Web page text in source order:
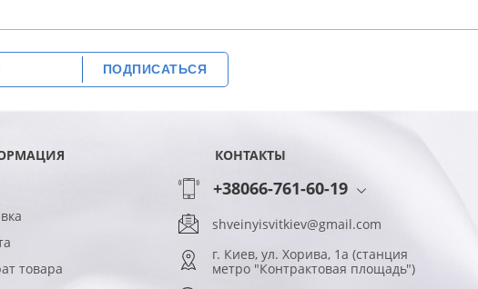
ПОДПИСАТЬСЯ
товара
КОНТАКТЫ
+38066-761-60-19
shveinyisvitkiev@gmail.com
г. Киев, ул. Хорива, 1а (станция
метро "Контрактовая площадь")